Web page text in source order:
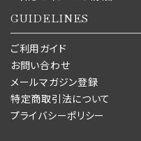
GUIDELINES
ご利用ガイド
お問い合わせ
メールマガジン登録
特定商取引法について
プライバシーポリシー